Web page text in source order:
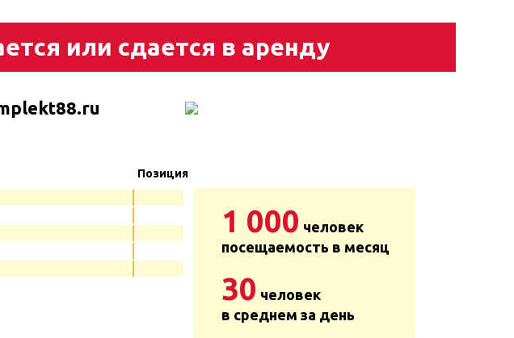
или сдается в аренду
Позиция
1 000 человек
посещаемость в месяц
30 человек
в среднем за день